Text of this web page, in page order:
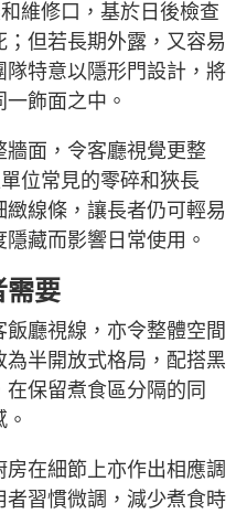
維修口，基於日後檢查
但若長期外露，又容易
特意以隱形門設計，將
飾面之中。
面，令客廳視覺更整
位常見的零碎和狹長
線條，讓長者仍可輕易
藏而影響日常使用。
需要
廳視線，亦令整體空間
半開放式格局，配搭黑
保留煮食區分隔的同
在細節上亦作出相應調
習慣微調，減少煮食時